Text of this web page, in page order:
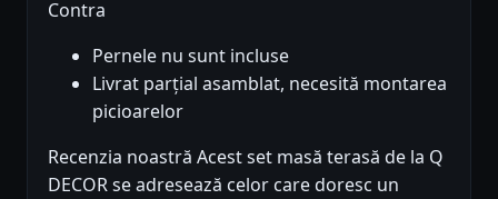
Contra
Pernele nu sunt incluse
Livrat parțial asamblat, necesită montarea
picioarelor
Recenzia noastră Acest set masă terasă de la Q
DECOR se adresează celor care doresc un